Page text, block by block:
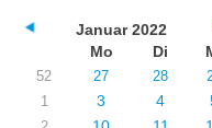
Januar 2022
Mo
Di
52 27 28
1 3 4